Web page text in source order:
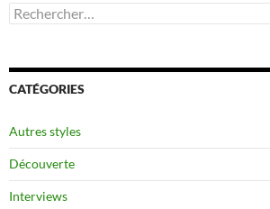
Rechercher :
CATÉGORIES
Autres styles
Découverte
Interviews